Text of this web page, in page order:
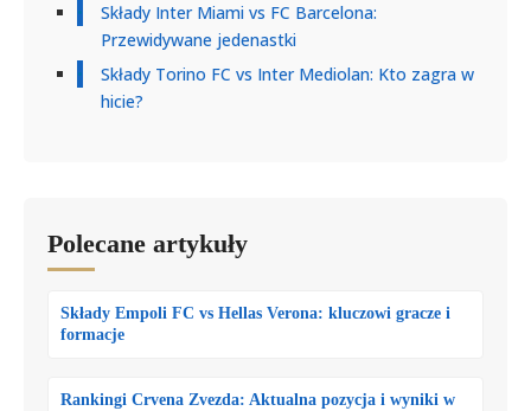
Składy Inter Miami vs FC Barcelona:
Przewidywane jedenastki
Składy Torino FC vs Inter Mediolan: Kto zagra w
hicie?
Polecane artykuły
Składy Empoli FC vs Hellas Verona: kluczowi gracze i
formacje
Rankingi Crvena Zvezda: Aktualna pozycja i wyniki w